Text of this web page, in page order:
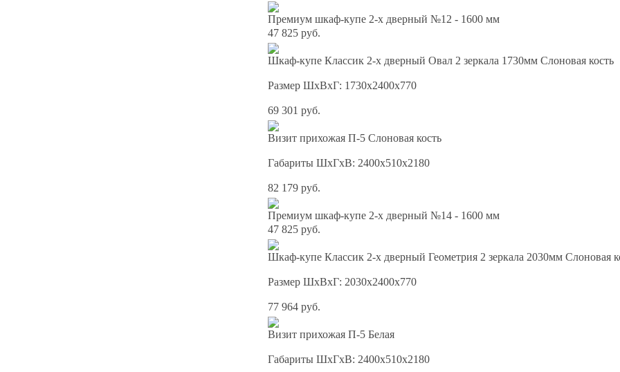
Премиум шкаф-купе 2-х дверный №12 - 1600 мм
47 825 руб.
Шкаф-купе Классик 2-х дверный Овал 2 зеркала 1730мм Слоновая кость
Размер ШхВхГ: 1730х2400х770
69 301 руб.
Визит прихожая П-5 Слоновая кость
Габариты ШхГхВ: 2400х510х2180
82 179 руб.
Премиум шкаф-купе 2-х дверный №14 - 1600 мм
47 825 руб.
Шкаф-купе Классик 2-х дверный Геометрия 2 зеркала 2030мм Слоновая
Размер ШхВхГ: 2030х2400х770
77 964 руб.
Визит прихожая П-5 Белая
Габариты ШхГхВ: 2400х510х2180